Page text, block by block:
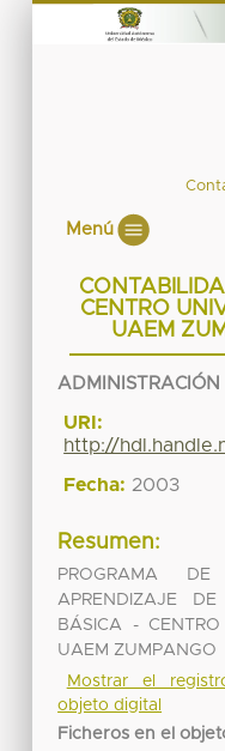
Menú
CENTRO
UAEM
ADMINISTRACIÓN
URI:
http://
Fecha: 2003
Resumen:
PROGRAMA
APRENDIZAJE DE
BÁSICA - CENTRO
UAEM ZUMPANGO
Mostrar el
objeto digital
Ficheros en el